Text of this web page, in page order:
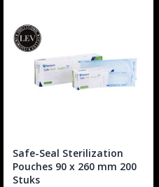
Safe-Seal Sterilization
Pouches 90 x 260 mm 200
Stuks